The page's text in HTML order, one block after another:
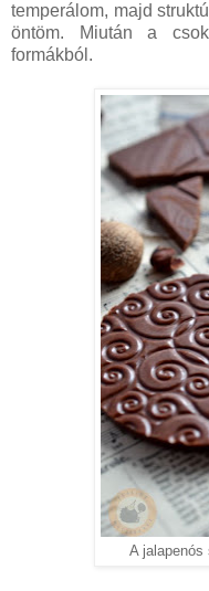
temperálom, majd
öntöm. Miután a
formákból.
A